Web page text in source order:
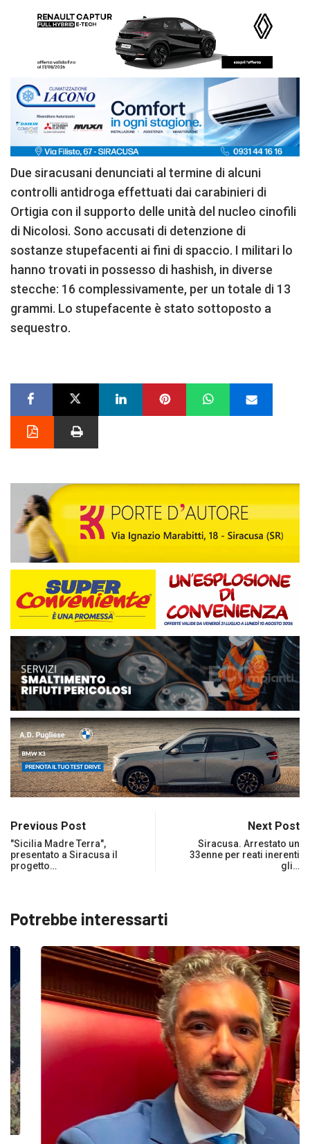
Due siracusani denunciati al termine di alcuni
controlli antidroga effettuati dai carabinieri di
Ortigia con il supporto delle unità del nucleo cinofili
di Nicolosi. Sono accusati di detenzione di
sostanze stupefacenti ai fini di spaccio. I militari lo
hanno trovati in possesso di hashish, in diverse
stecche: 16 complessivamente, per un totale di 13
grammi. Lo stupefacente è stato sottoposto a
sequestro.
Previous Post
"Sicilia Madre Terra",
presentato a Siracusa il
progetto…
Next Post
Siracusa. Arrestato un
33enne per reati inerenti
gli…
Potrebbe interessarti